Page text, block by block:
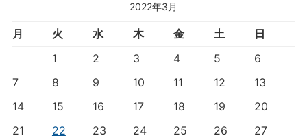
2022年3月
月 火 水 木 金 土
日
1
2 3 4 5
6
7
8 9 10 11 12
13
14
15 16 17 18 19
20
21
22 23 24 25 26
27